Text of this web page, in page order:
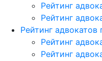
Рейтинг
Рейтинг
Рейтинг
Рейтинг
Рейтинг